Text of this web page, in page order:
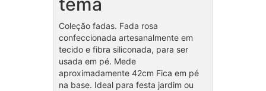
tema
Coleção fadas. Fada rosa
confeccionada artesanalmente em
tecido e fibra siliconada, para ser
usada em pé. Mede
aproximadamente 42cm Fica em pé
na base. Ideal para festa jardim ou